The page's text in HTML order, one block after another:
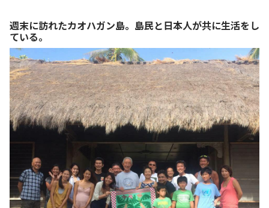
週末に訪れたカオハガン島。島民と日本人が共に生活をし
ている。